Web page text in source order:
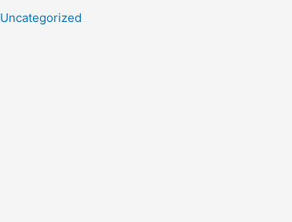
Uncategorized